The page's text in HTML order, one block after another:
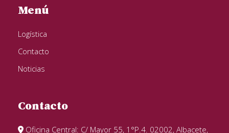
Menú
Logística
Contacto
Noticias
Contacto
Oficina Central: C/ Mayor 55, 1°P.4. 02002, Albacete,